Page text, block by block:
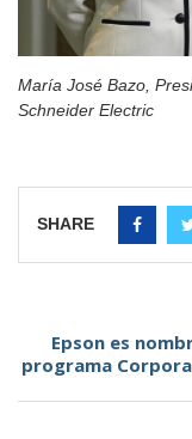
María José Bazo,
Schneider Electric
SHARE
Epson es
programa